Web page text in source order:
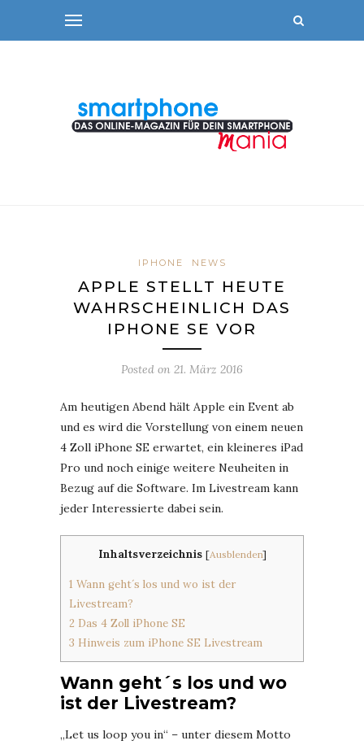
IPHONE NEWS
APPLE STELLT HEUTE
WAHRSCHEINLICH DAS
IPHONE SE VOR
Posted on 21. März 2016
Am heutigen Abend hält Apple ein Event ab
und es wird die Vorstellung von einem neuen
4 Zoll iPhone SE erwartet, ein kleineres iPad
Pro und noch einige weitere Neuheiten in
Bezug auf die Software. Im Livestream kann
jeder Interessierte dabei sein.
Inhaltsverzeichnis [Ausblenden]
1 Wann geht´s los und wo ist der
Livestream?
2 Das 4 Zoll iPhone SE
3 Hinweis zum iPhone SE Livestream
Wann geht´s los und wo
ist der Livestream?
„Let us loop you in“ – unter diesem Motto